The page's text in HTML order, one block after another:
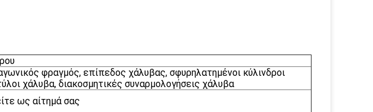
φραγμός, επίπεδος χάλυβας, σφυρηλατημένοι κύλινδροι
χάλυβα, διακοσμητικές συναρμολογήσεις χάλυβα
ως αίτημά σας